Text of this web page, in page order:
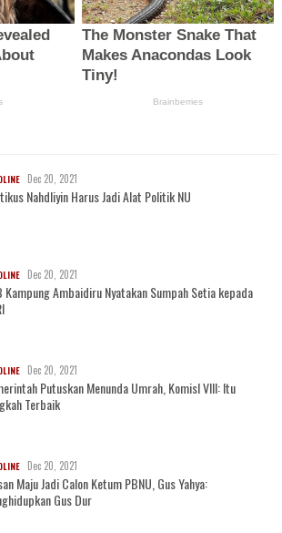
Dec 20, 2021
Nahdliyin Harus Jadi Alat Politik NU
Dec 20, 2021
Kampung Ambaidiru Nyatakan Sumpah Setia kepada
Dec 20, 2021
Putuskan Menunda Umrah, KomisI VIII: Itu
Terbaik
Dec 20, 2021
Maju Jadi Calon Ketum PBNU, Gus Yahya:
Gus Dur